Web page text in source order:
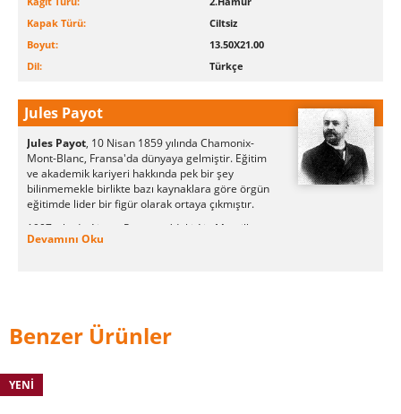
Kapak Türü:
Ciltsiz
Boyut:
13.50X21.00
Dil:
Türkçe
Jules Payot
Jules Payot, 10 Nisan 1859 yılında Chamonix-
Mont-Blanc, Fransa'da dünyaya gelmiştir. Eğitim
ve akademik kariyeri hakkında pek bir şey
bilinmemekle birlikte bazı kaynaklara göre örgün
eğitimde lider bir figür olarak ortaya çıkmıştır.
1907 yılında Aix-en Provence'daki Aix-Mrseille
Üniversitesinde rektörlüğe atanmıştır. En ünlü
Devamını Oku
Benzer Ürünler
YENI